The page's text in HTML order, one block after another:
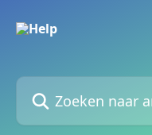
Zoeken naar artikelen ...